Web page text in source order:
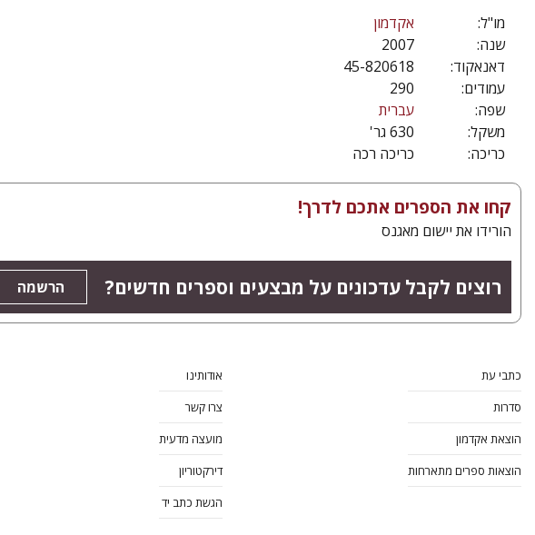
מו"ל:
אקדמון
שנה:
2007
דאנאקוד:
45-820618
עמודים:
290
שפה:
עברית
משקל:
630 גר'
כריכה:
כריכה רכה
קחו את הספרים אתכם לדרך!
הורידו את יישום מאגנס
רוצים לקבל עדכונים על מבצעים וספרים חדשים? הרשמה
כתבי עת
סדרות
הוצאת אקדמון
הוצאות ספרים מתארחות
אודותינו
צרו קשר
מועצה מדעית
דירקטוריון
הגשת כתב יד